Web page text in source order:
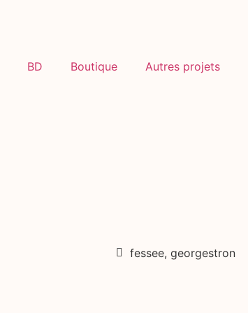
BD Boutique Autres projets
fessee, georgestron